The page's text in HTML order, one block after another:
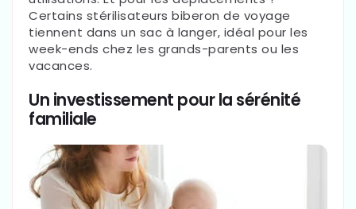
Certains stérilisateurs biberon de voyage
tiennent dans un sac à langer, idéal pour les
week-ends chez les grands-parents ou les
vacances.
Un investissement pour la sérénité
familiale